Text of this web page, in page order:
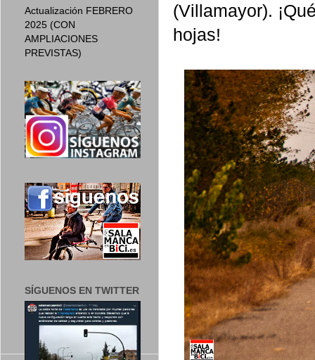
(Villamayor).
hojas!
Actualización FEBRERO
2025 (CON
AMPLIACIONES
PREVISTAS)
SÍGUENOS EN TWITTER